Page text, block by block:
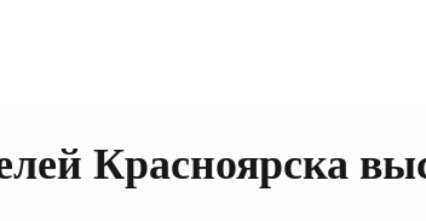
Красноярска